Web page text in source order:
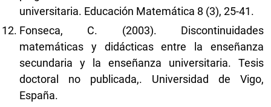
universitaria. Educación Matemática 8 (3), 25-41.
Fonseca, C. (2003). Discontinuidades
matemáticas y didácticas entre la enseñanza
secundaria y la enseñanza universitaria. Tesis
doctoral no publicada,. Universidad de Vigo,
España.